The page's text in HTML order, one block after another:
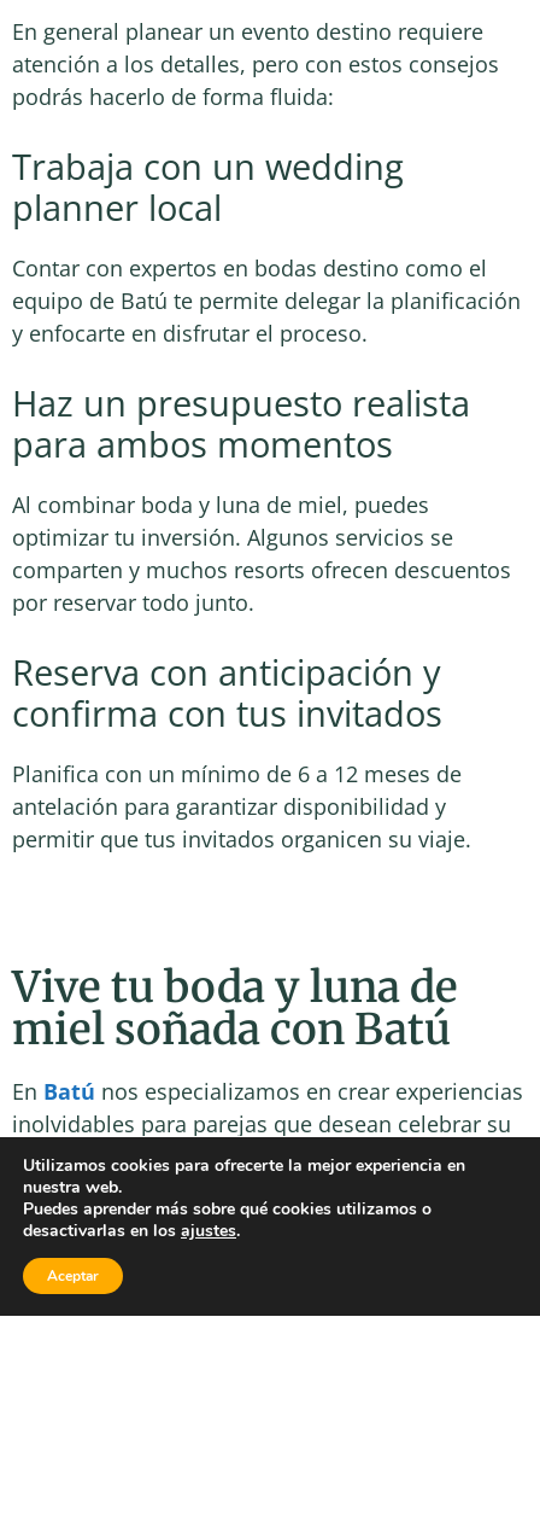
En general planear un evento destino requiere
atención a los detalles, pero con estos consejos
podrás hacerlo de forma fluida:
Trabaja con un wedding
planner local
Contar con expertos en bodas destino como el
equipo de Batú te permite delegar la planificación
y enfocarte en disfrutar el proceso.
Haz un presupuesto realista
para ambos momentos
Al combinar boda y luna de miel, puedes
optimizar tu inversión. Algunos servicios se
comparten y muchos resorts ofrecen descuentos
por reservar todo junto.
Reserva con anticipación y
confirma con tus invitados
Planifica con un mínimo de 6 a 12 meses de
antelación para garantizar disponibilidad y
permitir que tus invitados organicen su viaje.
Vive tu boda y luna de
miel soñada con Batú
En Batú nos especializamos en crear experiencias
inolvidables para parejas que desean celebrar su
amor enPunta Cana. Nos encargamos de todo: la
ceremonia, la recepción y tu luna de miel, con
atención personalizada y creatividad en cada
detalle.
Ya sea que sueñes con una boda íntima frente al
Utilizamos cookies para ofrecerte la mejor experiencia en
nuestra web.
Puedes aprender más sobre qué cookies utilizamos o
desactivarlas en los ajustes.
Aceptar